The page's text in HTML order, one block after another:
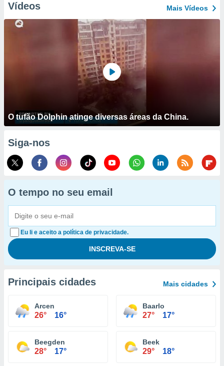
Vídeos Mais Vídeos
O tufão Dolphin atinge diversas áreas da China.
Siga-nos
O tempo no seu email
Eu li e aceito a política de privacidade.
Principais cidades Mais cidades
Arcen
26° 16°
Baarlo
27° 17°
Beegden
28° 17°
Beek
29° 18°